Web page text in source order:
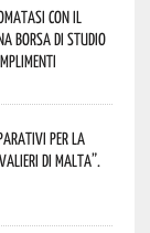
con il
borsa di studio
per la
DI MALTA”.